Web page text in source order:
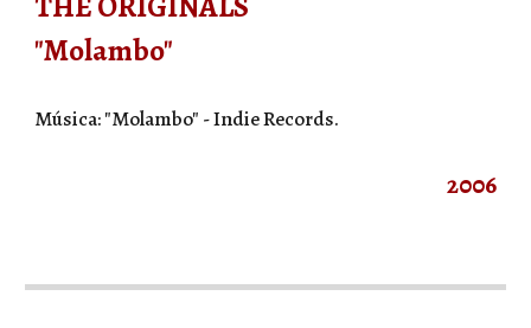
"Molambo"
Música: "Molambo" - Indie Records.
2006